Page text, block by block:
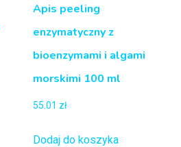
Apis peeling
enzymatyczny z
bioenzymami i algami
morskimi 100 ml
55.01 zł
Dodaj do koszyka